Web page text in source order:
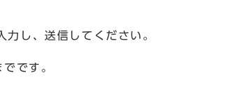
し、送信してください。
です。